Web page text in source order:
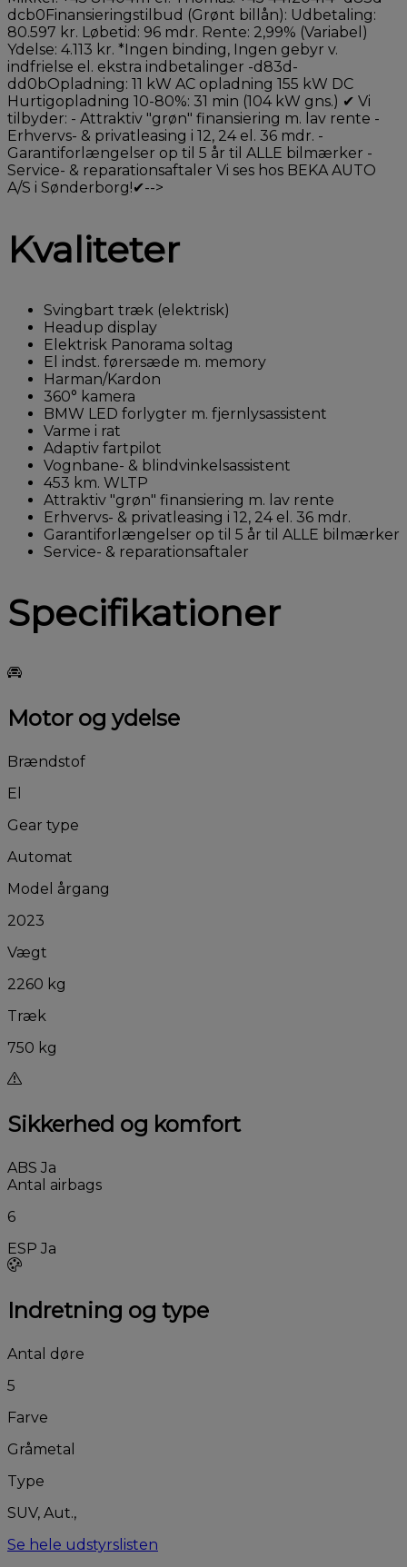
dcb0Finansieringstilbud (Grønt billån): Udbetaling:
80.597 kr. Løbetid: 96 mdr. Rente: 2,99% (Variabel)
Ydelse: 4.113 kr. *Ingen binding, Ingen gebyr v.
indfrielse el. ekstra indbetalinger -d83d-
dd0bOpladning: 11 kW AC opladning 155 kW DC
Hurtigopladning 10-80%: 31 min (104 kW gns.) ✔ Vi
tilbyder: - Attraktiv "grøn" finansiering m. lav rente -
Erhvervs- & privatleasing i 12, 24 el. 36 mdr. -
Garantiforlængelser op til 5 år til ALLE bilmærker -
Service- & reparationsaftaler Vi ses hos BEKA AUTO
A/S i Sønderborg!✔-->
Kvaliteter
Svingbart træk (elektrisk)
Headup display
Elektrisk Panorama soltag
El indst. førersæde m. memory
Harman/Kardon
360° kamera
BMW LED forlygter m. fjernlysassistent
Varme i rat
Adaptiv fartpilot
Vognbane- & blindvinkelsassistent
453 km. WLTP
Attraktiv "grøn" finansiering m. lav rente
Erhvervs- & privatleasing i 12, 24 el. 36 mdr.
Garantiforlængelser op til 5 år til ALLE bilmærker
Service- & reparationsaftaler
Specifikationer
Motor og ydelse
Brændstof
El
Gear type
Automat
Model årgang
2023
Vægt
2260 kg
Træk
750 kg
Sikkerhed og komfort
ABS Ja
Antal airbags
6
ESP Ja
Indretning og type
Antal døre
5
Farve
Gråmetal
Type
SUV, Aut.,
Se hele udstyrslisten